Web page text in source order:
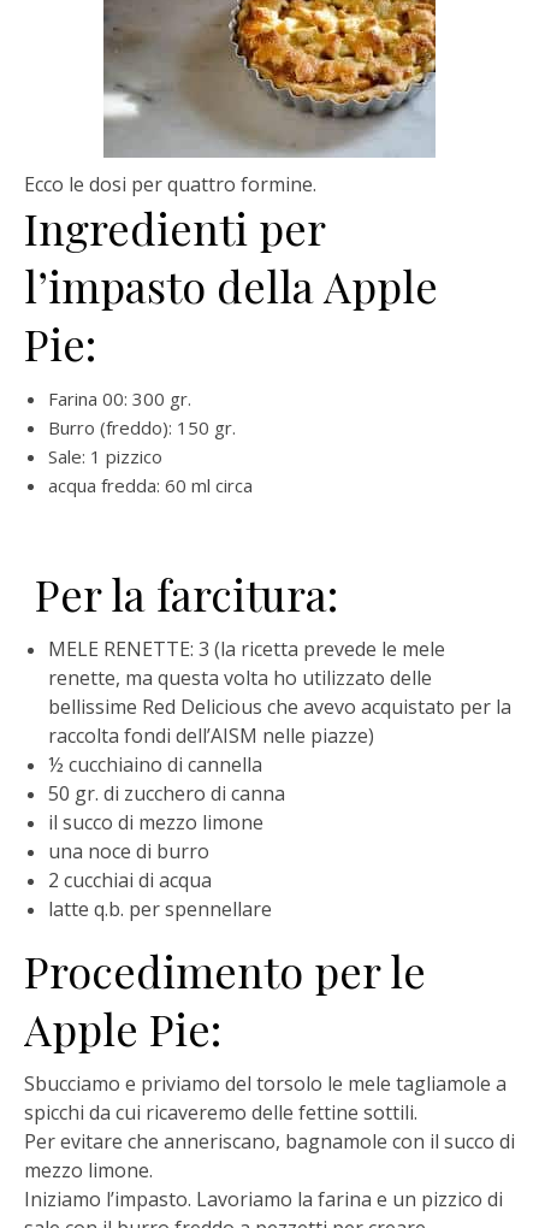
Ecco le dosi per quattro formine.
Ingredienti per
l’impasto della Apple
Pie:
Farina 00: 300 gr.
Burro (freddo): 150 gr.
Sale: 1 pizzico
acqua fredda: 60 ml circa
Per la farcitura:
MELE RENETTE: 3 (la ricetta prevede le mele
renette, ma questa volta ho utilizzato delle
bellissime Red Delicious che avevo acquistato per la
raccolta fondi dell’AISM nelle piazze)
½ cucchiaino di cannella
50 gr. di zucchero di canna
il succo di mezzo limone
una noce di burro
2 cucchiai di acqua
latte q.b. per spennellare
Procedimento per le
Apple Pie:
Sbucciamo e priviamo del torsolo le mele tagliamole a
spicchi da cui ricaveremo delle fettine sottili.
Per evitare che anneriscano, bagnamole con il succo di
mezzo limone.
Iniziamo l’impasto. Lavoriamo la farina e un pizzico di